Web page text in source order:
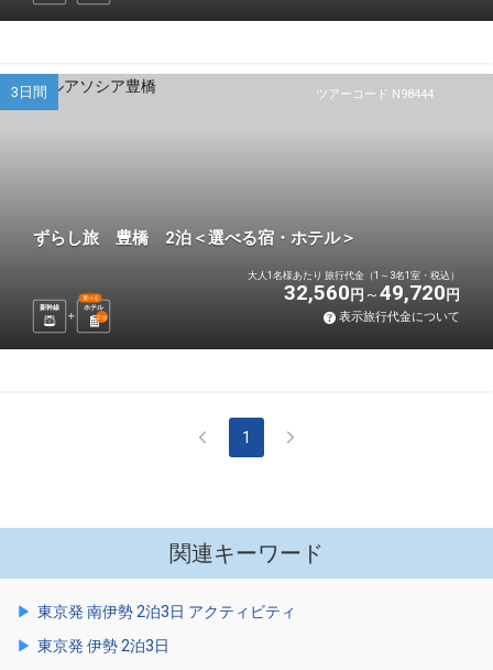
ツアーコード N98444
3日間
ずらし旅 豊橋 2泊＜選べる宿・ホテル＞
新幹線 ホテル
選べる
2泊
大人1名様あたり 旅行代金（1～3名1室・税込）
32,560 円 49,720 円
表示旅行代金について
1
関連キーワード
東京発 南伊勢 2泊3日 アクティビティ
東京発 伊勢 2泊3日